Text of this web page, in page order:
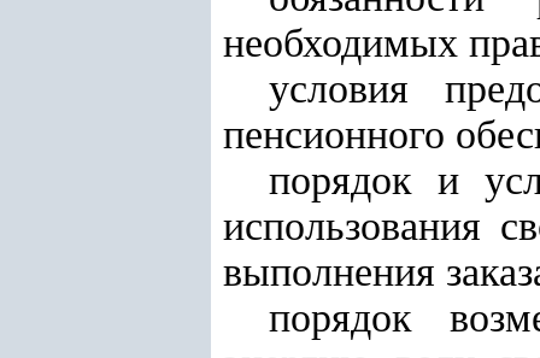
необходимых
условия
пенсионного
порядок и
использования
выполнения
порядок